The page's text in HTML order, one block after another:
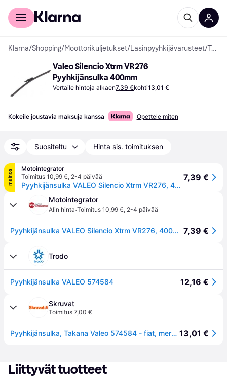
Kuluttajille
Klarna/Shopping/Moottorikuljetukset/Lasinpyyhkijävarusteet/ Tuulilasinpyyhkimet
Valeo Silencio Xtrm VR276
Pyyhkijänsulka 400mm
Vertaile hintoja alkaen7,39 €kohti13,01 €
Kokeile joustavia maksuja kanssa Opettele miten
Suositeltu Hinta sis. toimituksen
mainos
Motointegrator
Toimitus 10,99 €, 2-4 päivää
Pyyhkijänsulka VALEO Silencio Xtrm VR276, 400mm, Takana, 1 Kappale
7,39 €
Motointegrator
Alin hinta·Toimitus 10,99 €, 2-4 päivää
Pyyhkijänsulka VALEO Silencio Xtrm VR276, 400mm, Takana, 1 Kappale 7,39 €
Trodo
Pyyhkijänsulka VALEO 574584 12,16 €
Skruvat
Toimitus 7,00 €
Pyyhkijänsulka, Takana Valeo 574584 - fiat, mercedes-benz, opel, porsche, vauxhall - OE 0018202545, 1272123, 18202545 13,01 €
Liittyvät tuotteet